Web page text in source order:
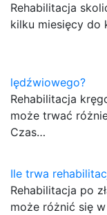
Rehabilitacja
kilku miesięcy do
lędźwiowego?
Rehabilitacja
może trwać
Czas…
Ile trwa
Rehabilitacja po
może różnić się